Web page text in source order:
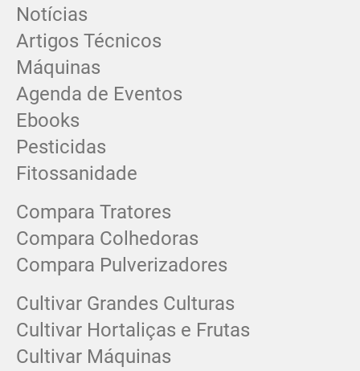
Notícias
Artigos Técnicos
Máquinas
Agenda de Eventos
Ebooks
Pesticidas
Fitossanidade
Compara Tratores
Compara Colhedoras
Compara Pulverizadores
Cultivar Grandes Culturas
Cultivar Hortaliças e Frutas
Cultivar Máquinas